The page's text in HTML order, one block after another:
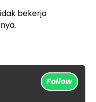
bekerja
Follow